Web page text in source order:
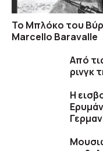
Το Μπλόκο του
Marcello Baravalle
Aπό
ρινγκ
Η